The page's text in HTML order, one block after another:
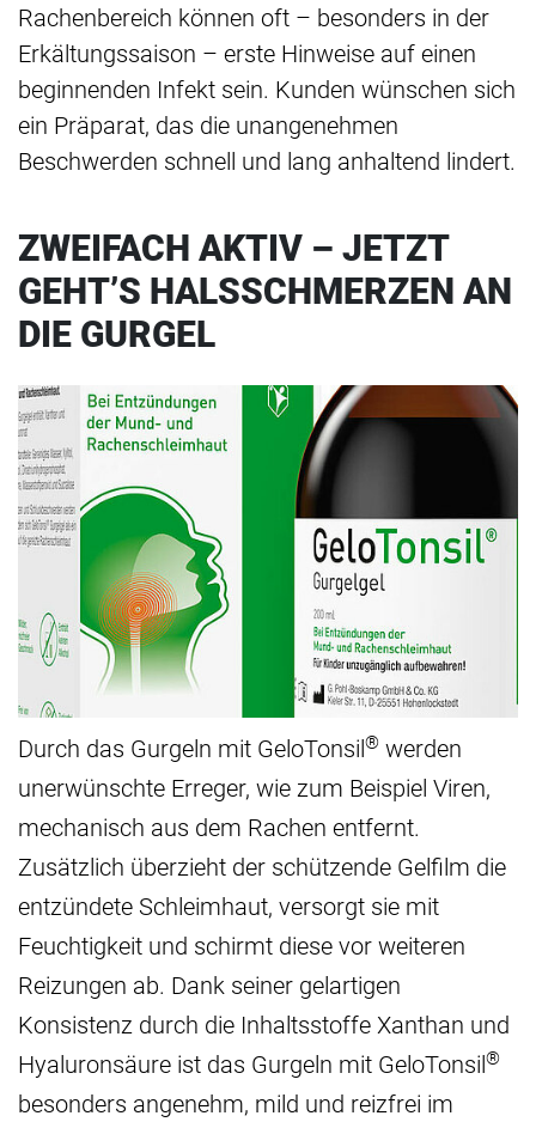
Rachenbereich können oft – besonders in der
Erkältungssaison – erste Hinweise auf einen
beginnenden Infekt sein. Kunden wünschen sich
ein Präparat, das die unangenehmen
Beschwerden schnell und lang anhaltend lindert.
ZWEIFACH AKTIV – JETZT
GEHT’S HALSSCHMERZEN AN
DIE GURGEL
Durch das Gurgeln mit GeloTonsil® werden
unerwünschte Erreger, wie zum Beispiel Viren,
mechanisch aus dem Rachen entfernt.
Zusätzlich überzieht der schützende Gelfilm die
entzündete Schleimhaut, versorgt sie mit
Feuchtigkeit und schirmt diese vor weiteren
Reizungen ab. Dank seiner gelartigen
Konsistenz durch die Inhaltsstoffe Xanthan und
Hyaluronsäure ist das Gurgeln mit GeloTonsil®
besonders angenehm, mild und reizfrei im